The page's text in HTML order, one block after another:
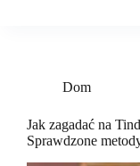
Dom
Jak zagadać na
Sprawdzone